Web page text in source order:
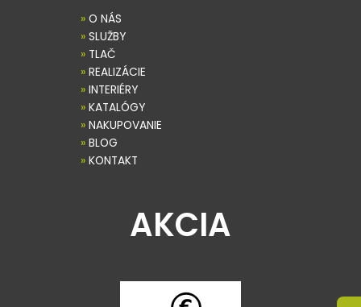
» O NÁS
» SLUŽBY
» TLAČ
» REALIZÁCIE
» INTERIÉRY
» KATALÓGY
» NAKUPOVANIE
» BLOG
» KONTAKT
AKCIA